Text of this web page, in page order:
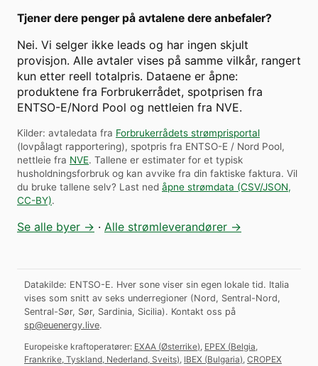
Tjener dere penger på avtalene dere anbefaler?
Nei. Vi selger ikke leads og har ingen skjult
provisjon. Alle avtaler vises på samme vilkår, rangert
kun etter reell totalpris. Dataene er åpne:
produktene fra Forbrukerrådet, spotprisen fra
ENTSO-E/Nord Pool og nettleien fra NVE.
Kilder: avtaledata fra Forbrukerrådets strømprisportal
(lovpålagt rapportering), spotpris fra ENTSO-E / Nord Pool,
nettleie fra NVE. Tallene er estimater for et typisk
husholdningsforbruk og kan avvike fra din faktiske faktura. Vil
du bruke tallene selv? Last ned åpne strømdata (CSV/JSON,
CC-BY).
Se alle byer → · Alle strømleverandører →
Datakilde: ENTSO-E. Hver sone viser sin egen lokale tid. Italia
vises som snitt av seks underregioner (Nord, Sentral-Nord,
Sentral-Sør, Sør, Sardinia, Sicilia). Kontakt oss på
sp@euenergy.live.
Europeiske kraftoperatører: EXAA (Østerrike), EPEX (Belgia,
Frankrike, Tyskland, Nederland, Sveits), IBEX (Bulgaria), CROPEX